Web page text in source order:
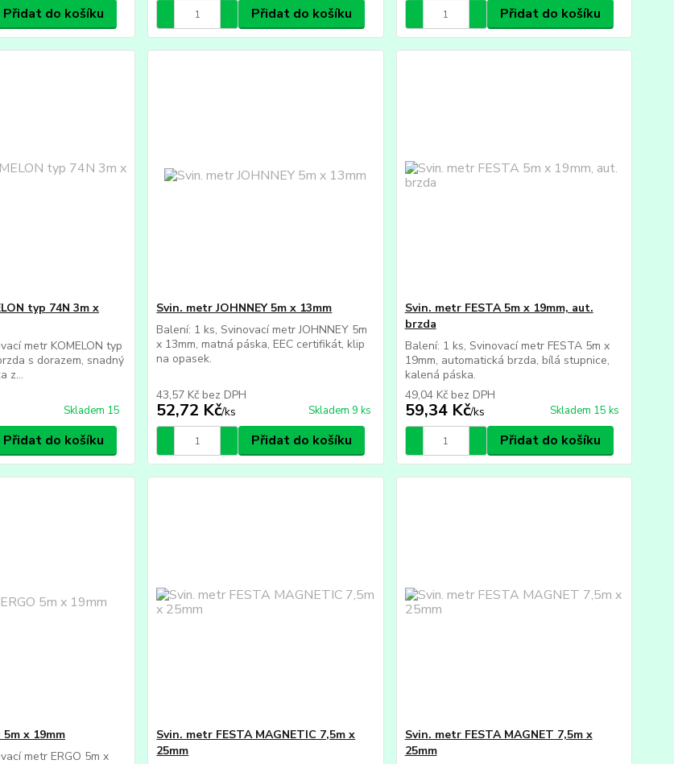
Přidat do košíku Přidat do košíku Přidat do košíku
typ 74N 3m x
metr KOMELON typ
s dorazem, snadný
z...
Skladem 15
Přidat do košíku
Svin. metr JOHNNEY 5m x 13mm
Balení: 1 ks, Svinovací metr JOHNNEY 5m
x 13mm, matná páska, EEC certifikát, klip
na opasek.
52,72 Kč/ks
43,57 Kč bez DPH
Skladem 9 ks
Přidat do košíku
Svin. metr FESTA 5m x 19mm, aut.
brzda
Balení: 1 ks, Svinovací metr FESTA 5m x
19mm, automatická brzda, bílá stupnice,
kalená páska.
59,34 Kč/ks
49,04 Kč bez DPH
Skladem 15 ks
Přidat do košíku
x 19mm
metr ERGO 5m x
Svin. metr FESTA MAGNETIC 7,5m x
25mm
Svin. metr FESTA MAGNET 7,5m x
25mm